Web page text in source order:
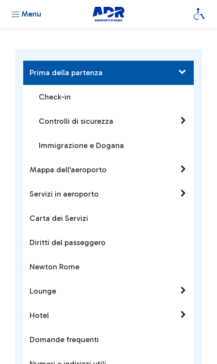
Menu
Prima della partenza
Check-in
Controlli di sicurezza
Immigrazione e Dogana
Mappa dell'aeroporto
Servizi in aeroporto
Carta dei Servizi
Diritti del passeggero
Newton Rome
Lounge
Hotel
Domande frequenti